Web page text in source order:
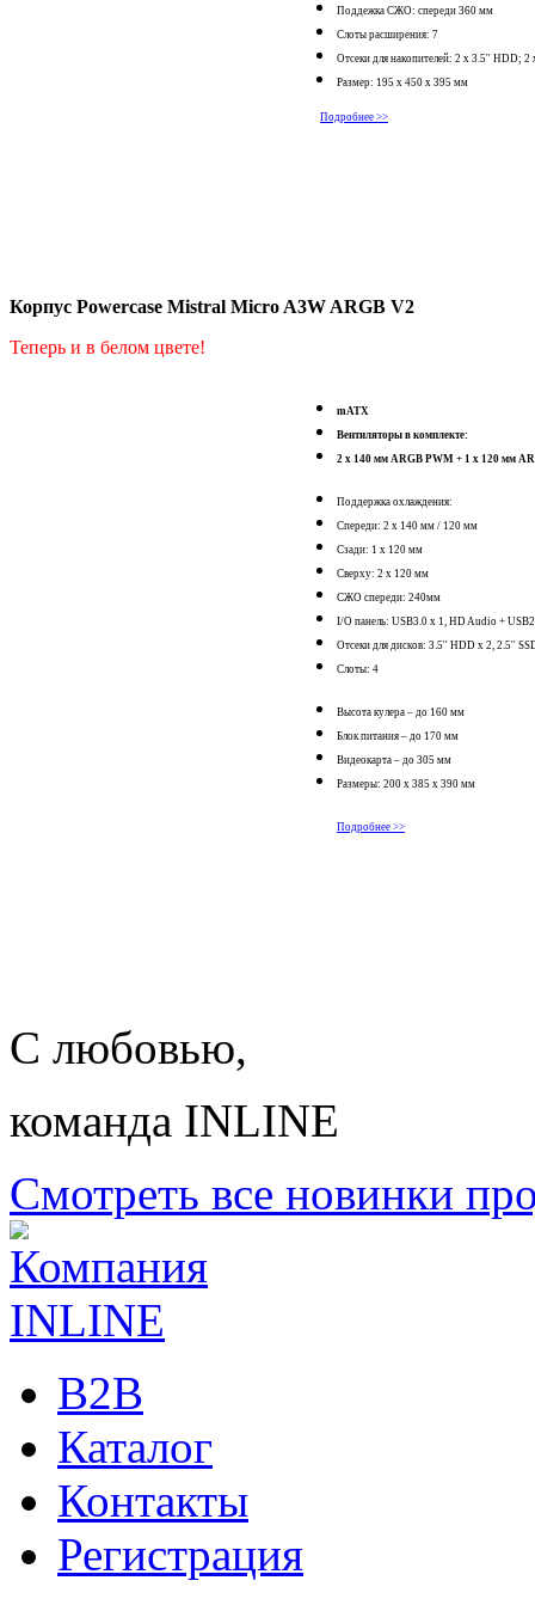
Поддежка СЖО: спереди 360 мм
Слоты расширения: 7
Отсеки для накопителей: 2 x 3.5'' HDD; 2
Размер: 195 x 450 x 395 мм
Подробнее >>
Корпус Powercase Mistral Micro A3W ARGB V2
Теперь и в белом цвете!
mATX
Вентиляторы в комплекте:
2 x 140 мм ARGB PWM + 1 x 120 мм
Поддержка охлаждения:
Спереди: 2 x 140 мм / 120 мм
Сзади: 1 x 120 мм
Сверху: 2 x 120 мм
СЖО спереди: 240мм
I/O панель: USB3.0 x 1, HD Audio +
Отсеки для дисков: 3.5'' HDD x 2, 2.5''
Слоты: 4
Высота кулера – до 160 мм
Блок питания – до 170 мм
Видеокарта – до 305 мм
Размеры: 200 x 385 x 390 мм
Подробнее >>
С любовью,
команда INLINE
Смотреть все новинки
B2B
Каталог
Контакты
Регистрация